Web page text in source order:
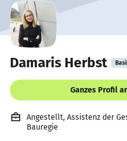
Damaris Herbst
Ganzes Profil
Angestellt, Assistenz der
Bauregie